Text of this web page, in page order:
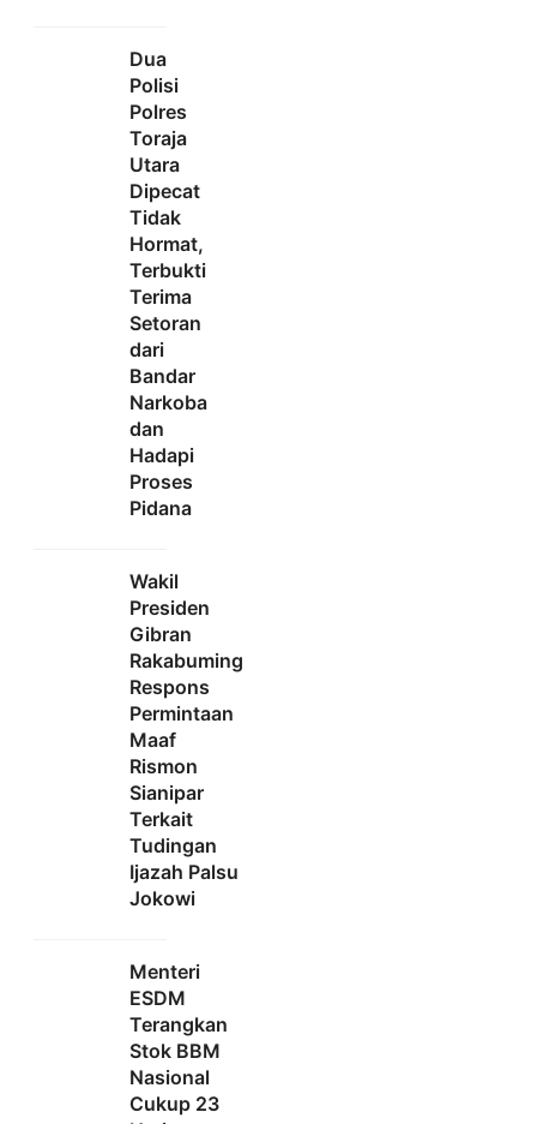
Dua
Polisi
Polres
Toraja
Utara
Dipecat
Tidak
Hormat,
Terbukti
Terima
Setoran
dari
Bandar
Narkoba
dan
Hadapi
Proses
Pidana
Wakil
Presiden
Gibran
Rakabuming
Respons
Permintaan
Maaf
Rismon
Sianipar
Terkait
Tudingan
Ijazah Palsu
Jokowi
Menteri
ESDM
Terangkan
Stok BBM
Nasional
Cukup 23